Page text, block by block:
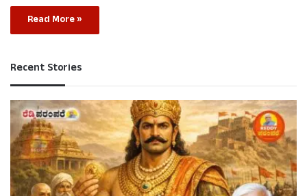
Read More »
Recent Stories